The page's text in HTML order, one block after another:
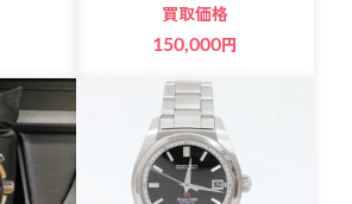
買取価格
150,000円